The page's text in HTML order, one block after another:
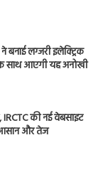
बनाई लग्जरी इलेक्ट्रिक
साथ आएगी यह अनोखी
की नई वेबसाइट
और तेज